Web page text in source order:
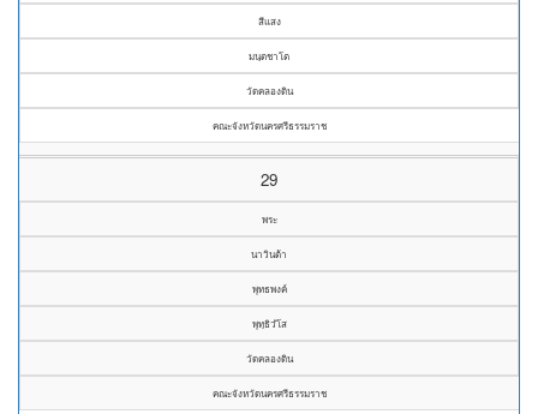
สีแสง
มนฺตชาโต
วัดคลองดิน
คณะจังหวัดนครศรีธรรมราช
29
พระ
นาวินต้า
พุทธพงค์
พุทฺธิวํโส
วัดคลองดิน
คณะจังหวัดนครศรีธรรมราช